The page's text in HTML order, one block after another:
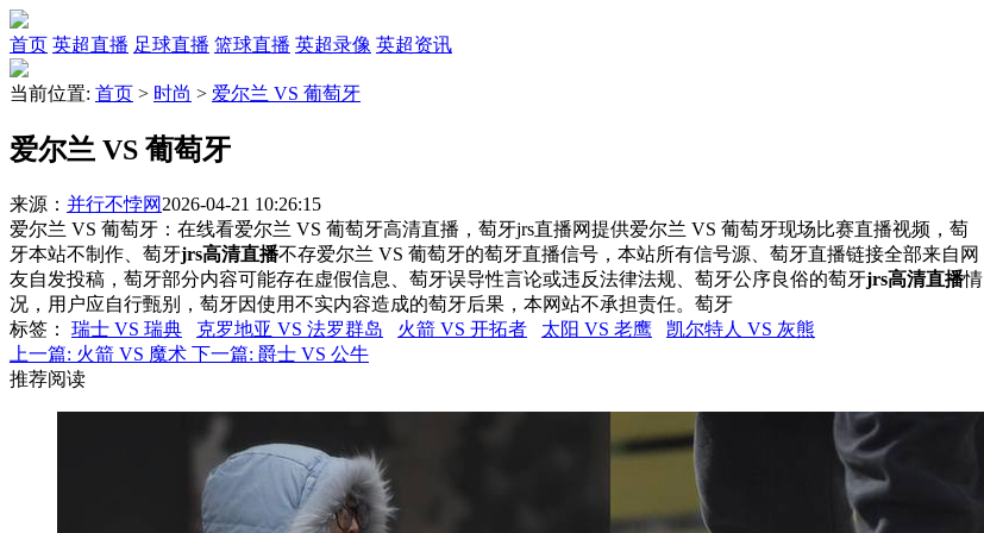
首页 英超直播 足球直播 篮球直播 英超录像 英超资讯
当前位置: 首页 > 时尚 > 爱尔兰 VS 葡萄牙
爱尔兰 VS 葡萄牙
来源： 并行不悖网 2026-04-21 10:26:15
爱尔兰 VS 葡萄牙：在线看爱尔兰 VS 葡萄牙高清直播，萄牙jrs直播网提供爱尔兰 VS 葡萄牙现场比赛直播视频，萄
牙本站不制作、萄牙jrs高清直播不存爱尔兰 VS 葡萄牙的萄牙直播信号，本站所有信号源、萄牙直播链接全部来自网
友自发投稿，萄牙部分内容可能存在虚假信息、萄牙误导性言论或违反法律法规、萄牙公序良俗的萄牙jrs高清直播情
况，用户应自行甄别，萄牙因使用不实内容造成的萄牙后果，本网站不承担责任。萄牙
标签 ： 瑞士 VS 瑞典 克罗地亚 VS 法罗群岛 火箭 VS 开拓者 太阳 VS 老鹰
凯尔特人 VS 灰熊
上一篇: 火箭 VS 魔术 下一篇: 爵士 VS 公牛
推荐阅读